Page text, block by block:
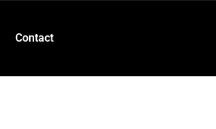
Contact